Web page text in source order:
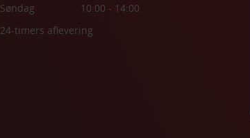
Søndag
10:00 - 14:00
24-timers aflevering